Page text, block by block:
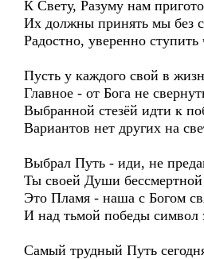
К Свету, Разуму нам
Их должны принять мы без
Радостно, уверенно ступить
Пусть у каждого свой в
Главное - от Бога не
Выбранной стезёй идти к
Вариантов нет других на
Выбрал Путь - иди, не
Ты своей Души
Это Пламя - наша с Богом
И над тьмой победы символ
Самый трудный Путь